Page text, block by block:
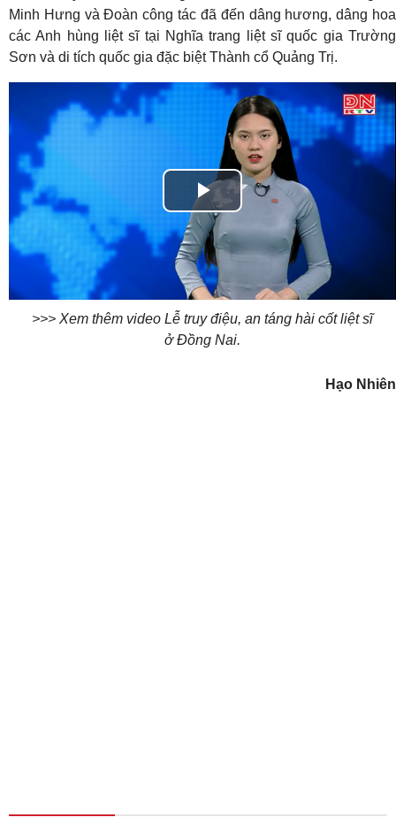
Minh Hưng và Đoàn công tác đã đến dâng hương, dâng hoa
các Anh hùng liệt sĩ tại Nghĩa trang liệt sĩ quốc gia Trường
Sơn và di tích quốc gia đặc biệt Thành cổ Quảng Trị.
Play
Video
>>> Xem thêm video Lễ truy điệu, an táng hài cốt liệt sĩ
ở Đồng Nai.
Hạo Nhiên